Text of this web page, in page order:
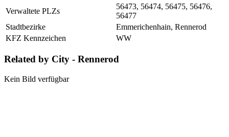
Verwaltete PLZs
56473, 56474, 56475, 56476,
56477
Stadtbezirke
Emmerichenhain, Rennerod
KFZ Kennzeichen
WW
Related by City - Rennerod
Kein Bild verfügbar